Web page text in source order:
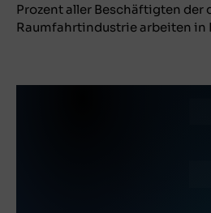
Prozent aller Beschäftigten der
Raumfahrtindustrie arbeiten in